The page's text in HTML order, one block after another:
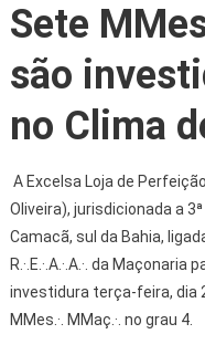
Sete
são
no Clima
A Excelsa Loja de
Oliveira), jurisdicionada a
Camacã, sul da Bahia,
R.·.E.·.A.·.A.·. da
investidura terça-feira, dia
MMes.·. MMaç.·. no grau 4.